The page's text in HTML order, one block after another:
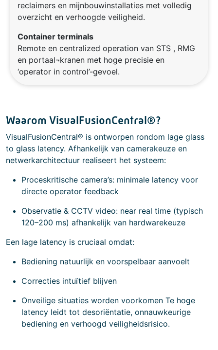
reclaimers en mijnbouwinstallaties met volledig
overzicht en verhoogde veiligheid.
Container terminals
Remote en centralized operation van STS , RMG
en portaal¬kranen met hoge precisie en
‘operator in control’-gevoel.
Waarom VisualFusionCentral®?
VisualFusionCentral® is ontworpen rondom lage glass
to glass latency. Afhankelijk van camerakeuze en
netwerkarchitectuur realiseert het systeem:
Proceskritische camera’s: minimale latency voor
directe operator feedback
Observatie & CCTV video: near real time (typisch
120–200 ms) afhankelijk van hardwarekeuze
Een lage latency is cruciaal omdat:
Bediening natuurlijk en voorspelbaar aanvoelt
Correcties intuïtief blijven
Onveilige situaties worden voorkomen Te hoge
latency leidt tot desoriëntatie, onnauwkeurige
bediening en verhoogd veiligheidsrisico.